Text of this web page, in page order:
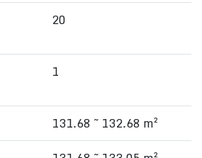
20
1
131.68 ~ 132.68 m²